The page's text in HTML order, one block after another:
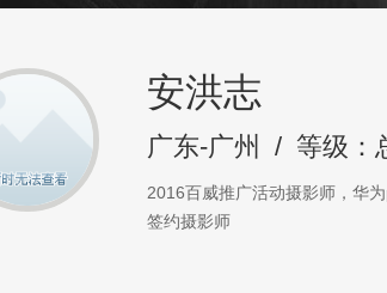
安洪志
广东-广州 / 等级：
2016百威推广活动摄影师，华
签约摄影师